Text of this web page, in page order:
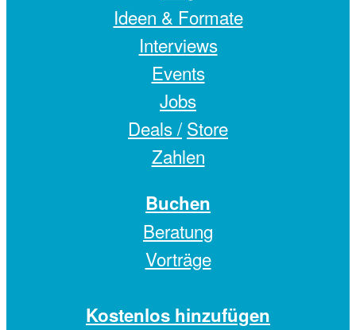
Ideen & Formate
Interviews
Events
Jobs
Deals / Store
Zahlen
Buchen
Beratung
Vorträge
Kostenlos hinzufügen